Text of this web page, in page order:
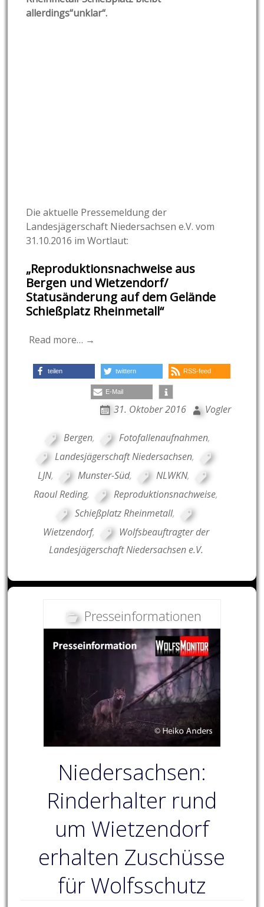
allerdings“unklar“.
Die aktuelle Pressemeldung der
Landesjägerschaft Niedersachsen e.V. vom
31.10.2016 im Wortlaut:
„Reproduktionsnachweise aus
Bergen und Wietzendorf/
Statusänderung auf dem Gelände
Schießplatz Rheinmetall“
Read more… →
teilen twittern RSS-feed
E-Mail
31. Oktober 2016 Vogler
Bergen, Fotofallenaufnahmen,
Landesjägerschaft Niedersachsen,
LJN, Munster-Süd, NLWKN,
Raoul Reding, Reproduktionsnachweise,
Schießplatz Rheinmetall,
Wietzendorf,
Wolfsbeauftragter der
Landesjägerschaft Niedersachsen e.V.
Presseinformationen
Niedersachsen:
Rinderhalter rund
um Wietzendorf
erhalten Zuschüsse
für Wolfsschutz